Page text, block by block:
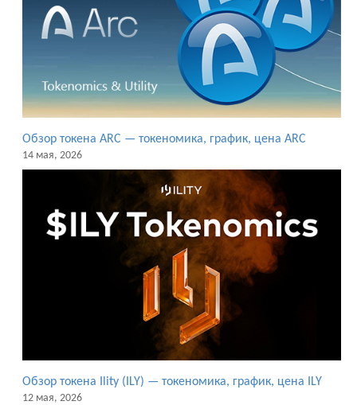
Обзор токена ARC — токеномика, график, цена ARC
14 мая, 2026
Обзор токена Ility (ILY) — токеномика, график, цена ILY
12 мая, 2026